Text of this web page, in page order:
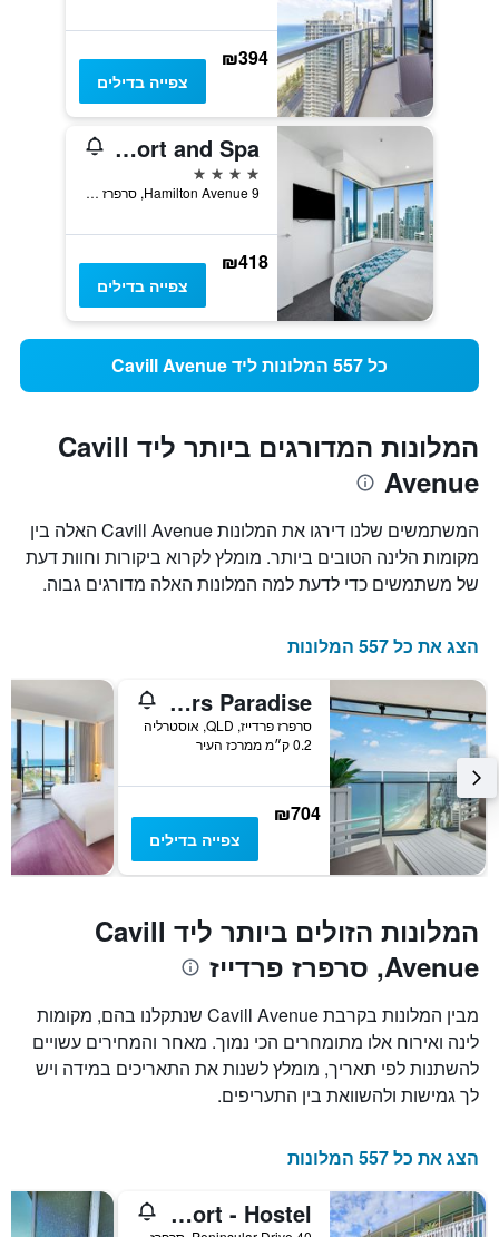
₪394
צפייה בדילים
Q1 Resort and Spa
4 כוכבים
9 Hamilton Avenue, סרפרז פרדייז, QLD, אוסטרליה
₪418
צפייה בדילים
כל 557 המלונות ליד Cavill Avenue
המלונות המדורגים ביותר ליד Cavill
Avenue
המשתמשים שלנו דירגו את המלונות Cavill Avenue האלה בין
מקומות הלינה הטובים ביותר. מומלץ לקרוא ביקורות וחוות דעת
של משתמשים כדי לדעת למה המלונות האלה מדורגים גבוה.
הצג את כל 557 המלונות
Peppers Soul Surfers Paradise
סרפרז פרדייז, QLD, אוסטרליה
0.2 ק״מ ממרכז העיר
₪704
צפייה בדילים
המלונות הזולים ביותר ליד Cavill
Avenue, סרפרז פרדייז
מבין המלונות בקרבת Cavill Avenue שנתקלנו בהם, מקומות
לינה ואירוח אלו מתומחרים הכי נמוך. מאחר והמחירים עשויים
להשתנות לפי תאריך, מומלץ לשנות את התאריכים במידה ויש
לך גמישות ולהשוואת בין התעריפים.
הצג את כל 557 המלונות
Backpackers In Paradise Resort - Hostel